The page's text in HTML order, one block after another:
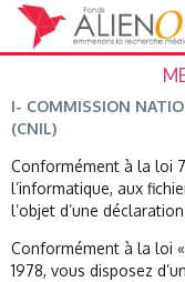
I- COMMISSION
(CNIL)
Conformément à la loi
l’informatique, aux
l’objet d’une
Conformément à la loi
1978, vous disposez
Panneau de gestion des